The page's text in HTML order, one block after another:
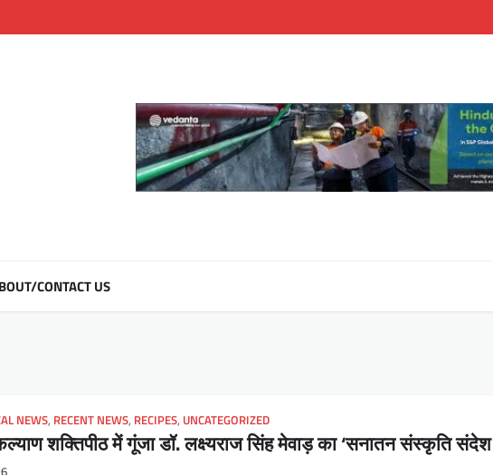
CONTACT US
NEWS, RECENT NEWS, RECIPES, UNCATEGORIZED
कल्याण शक्तिपीठ में गूंजा डॉ. लक्ष्यराज सिंह मेवाड़ का ‘सनातन संस्कृति संदेश